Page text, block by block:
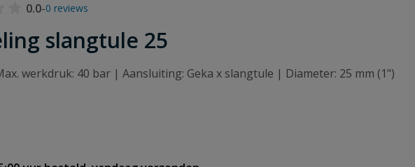
0.0-0 reviews
slangtule 25
werkdruk: 40 bar | Aansluiting: Geka x slangtule | Diameter: 25 mm (1")